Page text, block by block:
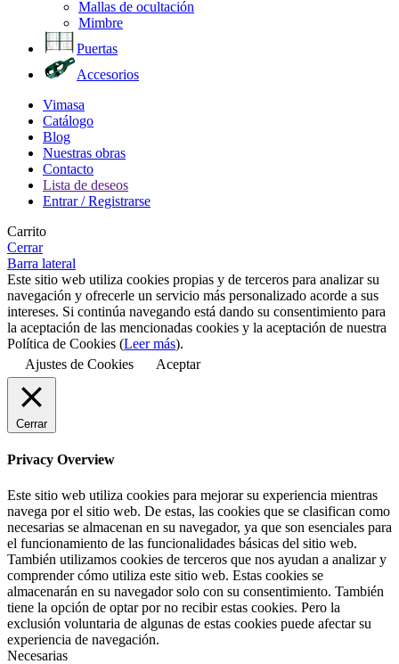
Mallas de ocultación
Mimbre
Puertas
Accesorios
Vimasa
Catálogo
Blog
Nuestras obras
Contacto
Lista de deseos
Entrar / Registrarse
Carrito
Cerrar
Barra lateral
Este sitio web utiliza cookies propias y de terceros para analizar su
navegación y ofrecerle un servicio más personalizado acorde a sus
intereses. Si continúa navegando está dando su consentimiento para
la aceptación de las mencionadas cookies y la aceptación de nuestra
Política de Cookies (Leer más).
Ajustes de Cookies
Aceptar
Cerrar
Privacy Overview
Este sitio web utiliza cookies para mejorar su experiencia mientras
navega por el sitio web. De estas, las cookies que se clasifican como
necesarias se almacenan en su navegador, ya que son esenciales para
el funcionamiento de las funcionalidades básicas del sitio web.
También utilizamos cookies de terceros que nos ayudan a analizar y
comprender cómo utiliza este sitio web. Estas cookies se
almacenarán en su navegador solo con su consentimiento. También
tiene la opción de optar por no recibir estas cookies. Pero la
exclusión voluntaria de algunas de estas cookies puede afectar su
experiencia de navegación.
Necesarias